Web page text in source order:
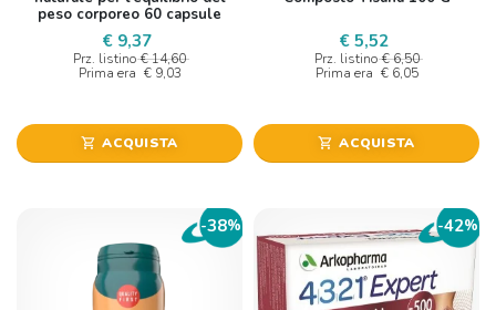
peso corporeo 60 capsule
€ 9,37
Prz. listino € 14,60
Prima era € 9,03
shopping_cart ACQUISTA
€ 5,52
Prz. listino € 6,50
Prima era € 6,05
shopping_cart ACQUISTA
-38% -42%